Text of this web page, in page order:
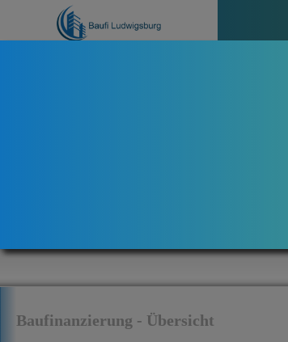
Baufinanzierung - Übersicht